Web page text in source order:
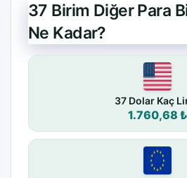
37 Birim Diğer Para
Ne Kadar?
37 Dolar Kaç
1.760,68 ₺